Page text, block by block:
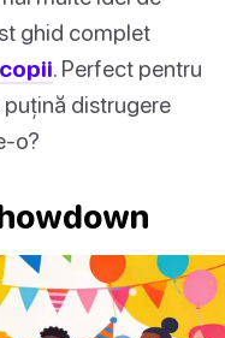
ghid complet
. Perfect pentru
distrugere
o?